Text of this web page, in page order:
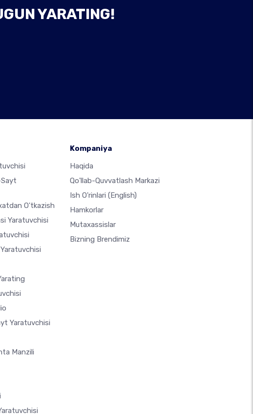
YARATING!
O'tkazish
Yaratuvchisi
Yaratuvchisi
Manzili
Kompaniya
Haqida
Qo'llab-Quvvatlash Markazi
Ish O'rinlari (English)
Hamkorlar
Mutaxassislar
Bizning Brendimiz